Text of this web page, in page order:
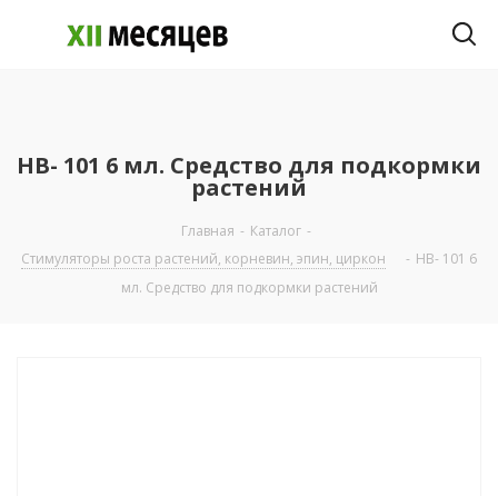
HB- 101 6 мл. Средство для подкормки
растений
Главная - Каталог -
Стимуляторы роста растений, корневин, эпин, циркон
- HB- 101 6
мл. Средство для подкормки растений